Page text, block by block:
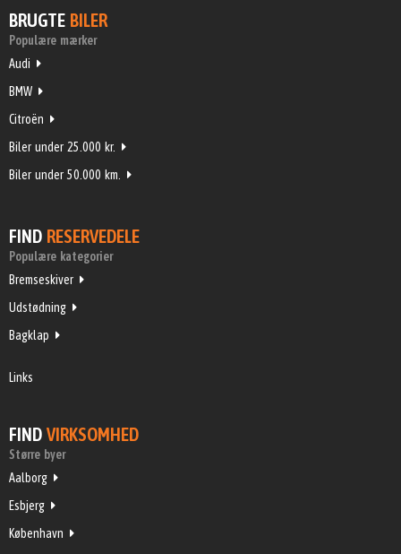
BRUGTE BILER
Populære mærker
Audi
BMW
Citroën
Biler under 25.000 kr.
Biler under 50.000 km.
FIND RESERVEDELE
Populære kategorier
Bremseskiver
Udstødning
Bagklap
Links
FIND VIRKSOMHED
Større byer
Aalborg
Esbjerg
København